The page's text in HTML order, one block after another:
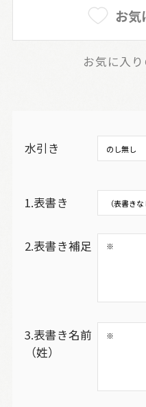
お気
お気に入
水引き
1.表書き
2.表書き補足
3.表書き名前
（姓）